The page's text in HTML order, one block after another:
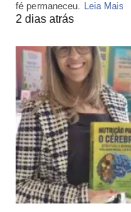
fé permaneceu. Leia Mais
2 dias atrás